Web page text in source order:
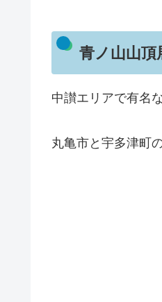
青ノ山山頂
中讃エリアで有名
丸亀市と宇多津町